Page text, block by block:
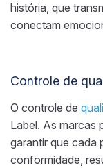
história, que
conectam
Controle de
O controle de
Label. As marcas
garantir que cada
conformidade,